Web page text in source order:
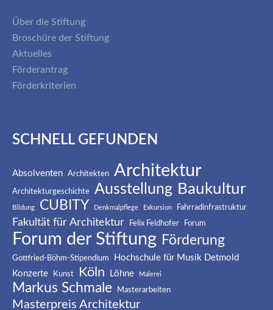
Über die Stiftung
Broschüre der Stiftung
Aktuelles
Förderantrag
Förderkriterien
SCHNELL GEFUNDEN
Absolventen Architekten Architektur
Architekturgeschichte Ausstellung Baukultur
Bildung CUBITY Denkmalpflege Exkursion Fahrradinfrastruktur
Fakultät für Architektur Felix Feldhofer Forum
Forum der Stiftung Förderung
Gottfried-Böhm-Stipendium
Hochschule für Musik Detmold
Konzerte
Kunst Köln Löhne Malerei
Markus Schmale Masterarbeiten
Masterpreis Architektur